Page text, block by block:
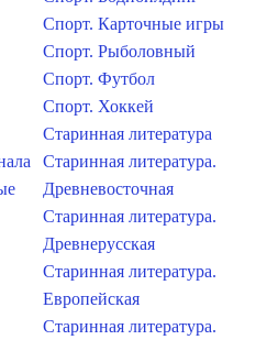
Спорт. Карточные игры
Спорт. Рыболовный
Спорт. Футбол
Спорт. Хоккей
Старинная литература
Старинная литература.
Древневосточная
Старинная литература.
Древнерусская
Старинная литература.
Европейская
Старинная литература.